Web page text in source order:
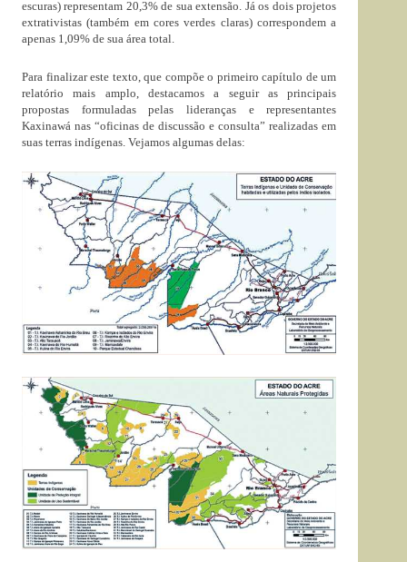
escuras) representam 20,3% de sua extensão. Já os dois projetos
extrativistas (também em cores verdes claras) correspondem a
apenas 1,09% de sua área total.
Para finalizar este texto, que compõe o primeiro capítulo de um
relatório mais amplo, destacamos a seguir as principais
propostas formuladas pelas lideranças e representantes
Kaxinawá nas “oficinas de discussão e consulta” realizadas em
suas terras indígenas. Vejamos algumas delas: